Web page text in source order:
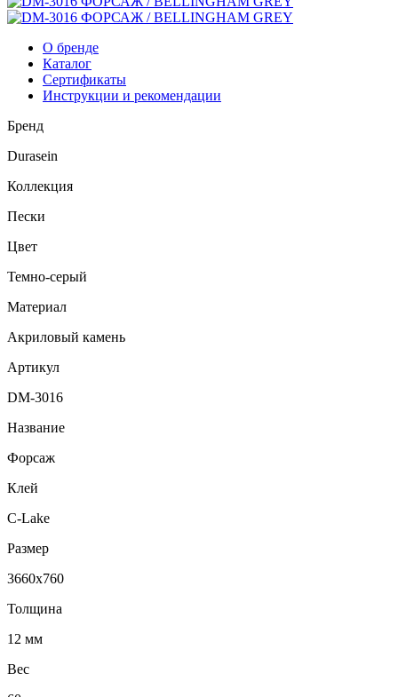
О бренде
Каталог
Сертификаты
Инструкции и рекомендации
Бренд
Durasein
Коллекция
Пески
Цвет
Темно-серый
Материал
Акриловый камень
Артикул
DM-3016
Название
Форсаж
Клей
C-Lake
Размер
3660х760
Толщина
12 мм
Вес